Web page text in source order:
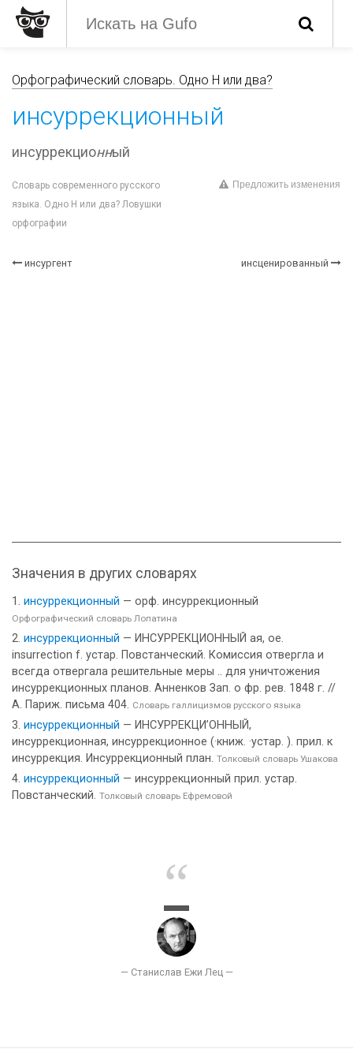
Орфографический словарь. Одно Н или два?
инсуррекционный
инсуррекционный
Словарь современного русского
языка. Одно Н или два? Ловушки
орфографии
Предложить изменения
инсургент инсценированный
Значения в других словарях
инсуррекционный — орф. инсуррекционный
Орфографический словарь Лопатина
инсуррекционный — ИНСУРРЕКЦИОННЫЙ ая, ое.
insurrection f. устар. Повстанческий. Комиссия отвергла и
всегда отвергала решительные меры .. для уничтожения
инсуррекционных планов. Анненков Зап. о фр. рев. 1848 г. //
А. Париж. письма 404. Словарь галлицизмов русского языка
инсуррекционный — ИНСУРРЕКЦИ’ОННЫЙ,
инсуррекционная, инсуррекционное (·книж. ·устар. ). прил. к
инсуррекция. Инсуррекционный план. Толковый словарь Ушакова
инсуррекционный — инсуррекционный прил. устар.
Повстанческий. Толковый словарь Ефремовой